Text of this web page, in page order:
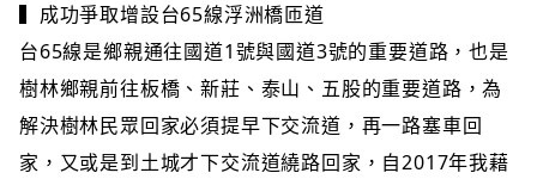
▍成功爭取增設台65線浮洲橋匝道
台65線是鄉親通往國道1號與國道3號的重要道路，也是
樹林鄉親前往板橋、新莊、泰山、五股的重要道路，為
解決樹林民眾回家必須提早下交流道，再一路塞車回
家，又或是到土城才下交流道繞路回家，自2017年我藉